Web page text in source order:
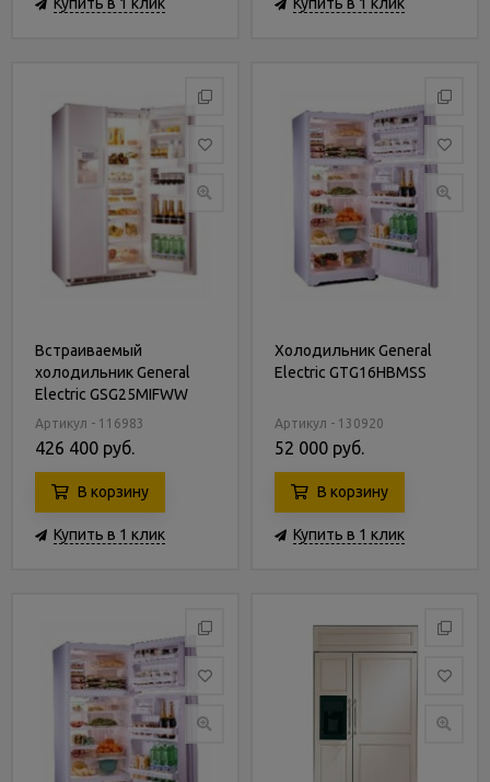
Встраиваемый
холодильник General
Electric GSG25MIFWW
Артикул - 116983
426 400 руб.
В корзину
Купить в 1 клик
Холодильник General
Electric GTG16HBMSS
Артикул - 130920
52 000 руб.
В корзину
Купить в 1 клик